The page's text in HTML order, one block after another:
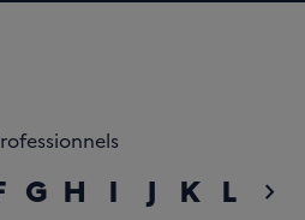
chevron_right
G H I J K L M